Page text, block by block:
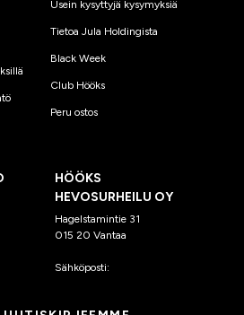
Usein kysyttyjä kysymyksiä
Tietoa Jula Holdingista
Black Week
Club Hööks
Peru ostos
HÖÖKS
HEVOSURHEILU OY
Hagelstamintie 31
015 20 Vantaa
Sähköposti: